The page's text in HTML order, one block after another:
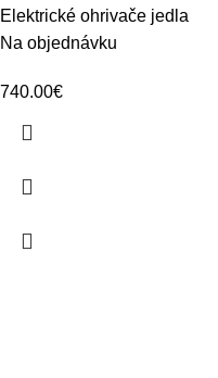
Elektrické ohrivače jedla
Na objednávku
740.00€